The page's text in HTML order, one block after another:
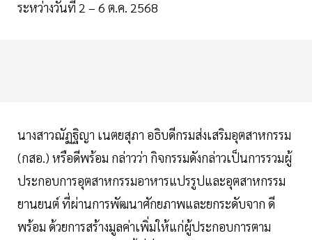
ระหว่างวันที่ 2 – 6 ต.ค. 2568
นางสาวณัฏฐิญา เนตยสุภา อธิบดีกรมส่งเสริมอุตสาหกรรม
(กสอ.) หรือดีพร้อม กล่าวว่า กิจกรรมดังกล่าวเป็นการรวมผู้
ประกอบการอุตสาหกรรมอาหารแปรรูปและอุตสาหกรรม
ยานยนต์ ที่ผ่านการพัฒนาศักยภาพและยกระดับจาก ดี
พร้อม ด้วยการสร้างมูลค่าเพิ่มให้แก่ผู้ประกอบการตาม